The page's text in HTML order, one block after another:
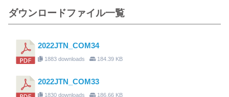
ダウンロードファイル一覧
2022JTN_COM34
1883 downloads 184.39 KB
2022JTN_COM33
1830 downloads 186.66 KB